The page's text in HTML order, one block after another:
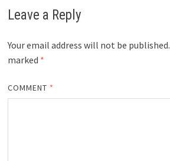
Leave a Reply
Your email address will not be published.
marked *
COMMENT *